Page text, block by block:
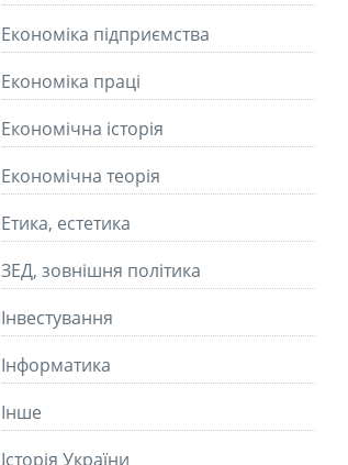
Економіка підприємства
Економіка праці
Економічна історія
Економічна теорія
Етика, естетика
ЗЕД, зовнішня політика
Інвестування
Інформатика
Інше
Історія України